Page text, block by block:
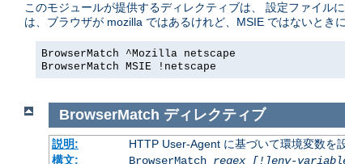
このモジュールが提供するディレクティブは、 設定ファイル
は、ブラウザが mozilla ではあるけれど、MSIE ではないときに
BrowserMatch ^Mozilla netscape
BrowserMatch MSIE !netscape
BrowserMatch ディレクティブ
説明:
HTTP User-Agent に基づいて環境変数を
構文:
BrowserMatch regex [!]env-